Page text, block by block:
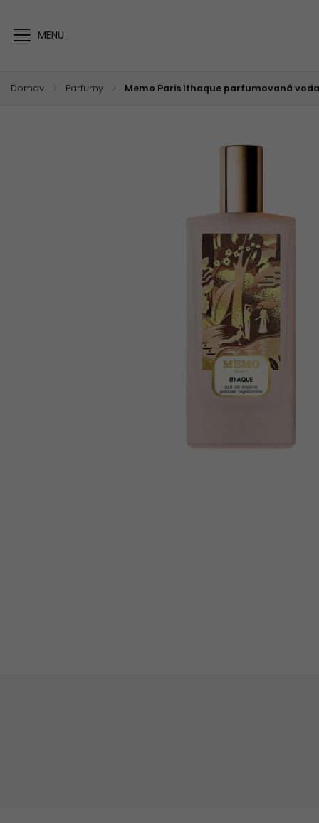
Domov / Parfumy / Memo Paris Ithaque parfumovaná